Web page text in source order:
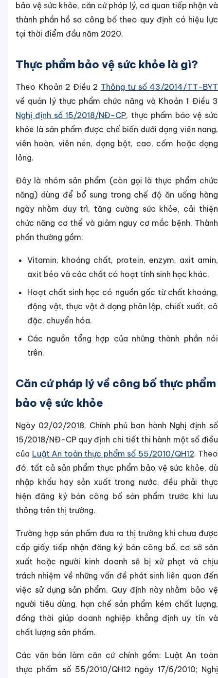
bảo vệ sức khỏe, căn cứ pháp lý, cơ quan tiếp nhận và
thành phần hồ sơ công bố theo quy định có hiệu lực
tại thời điểm đầu năm 2020.
Thực phẩm bảo vệ sức khỏe là gì?
Theo Khoản 2 Điều 2 Thông tư số 43/2014/TT-BYT
về quản lý thực phẩm chức năng và Khoản 1 Điều 3
Nghị định số 15/2018/NĐ-CP, thực phẩm bảo vệ sức
khỏe là sản phẩm được chế biến dưới dạng viên nang,
viên hoàn, viên nén, dạng bột, cao, cốm hoặc dạng
lỏng.
Đây là nhóm sản phẩm (còn gọi là thực phẩm chức
năng) dùng để bổ sung trong chế độ ăn uống hàng
ngày nhằm duy trì, tăng cường sức khỏe, cải thiện
chức năng cơ thể và giảm nguy cơ mắc bệnh. Thành
phần thường gồm:
Vitamin, khoáng chất, protein, enzym, axit amin,
axit béo và các chất có hoạt tính sinh học khác.
Hoạt chất sinh học có nguồn gốc từ chất khoáng,
động vật, thực vật ở dạng phân lập, chiết xuất, cô
đặc, chuyển hóa.
Các nguồn tổng hợp của những thành phần nói
trên.
Căn cứ pháp lý về công bố thực phẩm
bảo vệ sức khỏe
Ngày 02/02/2018, Chính phủ ban hành Nghị định số
15/2018/NĐ-CP quy định chi tiết thi hành một số điều
của Luật An toàn thực phẩm số 55/2010/QH12. Theo
đó, tất cả sản phẩm thực phẩm bảo vệ sức khỏe, dù
nhập khẩu hay sản xuất trong nước, đều phải thực
hiện đăng ký bản công bố sản phẩm trước khi lưu
thông trên thị trường.
Trường hợp sản phẩm đưa ra thị trường khi chưa được
cấp giấy tiếp nhận đăng ký bản công bố, cơ sở sản
xuất hoặc người kinh doanh sẽ bị xử phạt và chịu
trách nhiệm về những vấn đề phát sinh liên quan đến
việc sử dụng sản phẩm. Quy định này nhằm bảo vệ
người tiêu dùng, hạn chế sản phẩm kém chất lượng,
đồng thời giúp doanh nghiệp khẳng định uy tín và
chất lượng sản phẩm.
Các văn bản làm căn cứ chính gồm: Luật An toàn
thực phẩm số 55/2010/QH12 ngày 17/6/2010; Nghị